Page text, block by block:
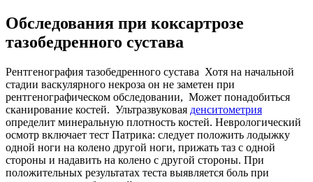
Обследования при коксартрозе
тазобедренного сустава
Рентгенография тазобедренного сустава Хотя на начальной
стадии васкулярного некроза он не заметен при
рентгенографическом обследовании, Может понадобиться
сканирование костей. Ультразвуковая денситометрия
определит минеральную плотность костей. Неврологический
осмотр включает тест Патрика: следует положить лодыжку
одной ноги на колено другой ноги, прижать таз с одной
стороны и надавить на колено с другой стороны. При
положительных результатах теста выявляется боль при